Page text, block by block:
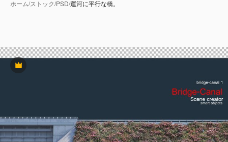
ホーム/ストック/PSD/運河に平行な橋。
Premium